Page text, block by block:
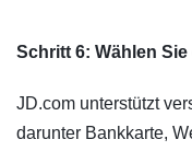
​Schritt 6: Wählen
JD.com unterstützt
darunter Bankkarte,